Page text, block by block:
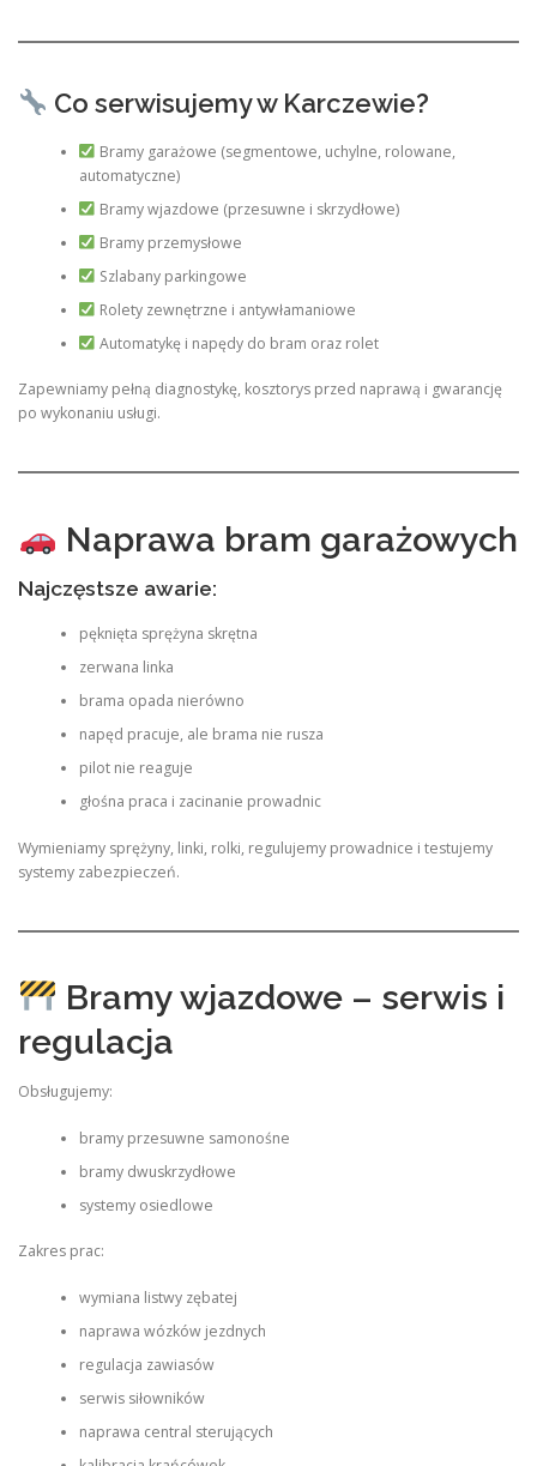
Co serwisujemy w Karczewie?
Bramy garażowe (segmentowe, uchylne, rolowane,
automatyczne)
Bramy wjazdowe (przesuwne i skrzydłowe)
Bramy przemysłowe
Szlabany parkingowe
Rolety zewnętrzne i antywłamaniowe
Automatykę i napędy do bram oraz rolet
Zapewniamy pełną diagnostykę, kosztorys przed naprawą i gwarancję
po wykonaniu usługi.
Naprawa bram garażowych
Najczęstsze awarie:
pęknięta sprężyna skrętna
zerwana linka
brama opada nierówno
napęd pracuje, ale brama nie rusza
pilot nie reaguje
głośna praca i zacinanie prowadnic
Wymieniamy sprężyny, linki, rolki, regulujemy prowadnice i testujemy
systemy zabezpieczeń.
Bramy wjazdowe – serwis i
regulacja
Obsługujemy:
bramy przesuwne samonośne
bramy dwuskrzydłowe
systemy osiedlowe
Zakres prac:
wymiana listwy zębatej
naprawa wózków jezdnych
regulacja zawiasów
serwis siłowników
naprawa central sterujących